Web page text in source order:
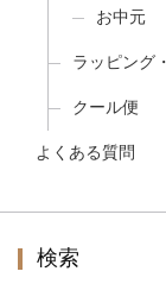
お中元
ラッピング
クール便
よくある質問
検索